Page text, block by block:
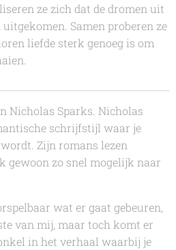
ze zich dat de dromen uit
Samen proberen ze
liefde sterk genoeg is om
Nicholas Sparks. Nicholas
schrijfstijl waar je
Zijn romans lezen
gewoon zo snel mogelijk naar
wat er gaat gebeuren,
van mij, maar toch komt er
in het verhaal waarbij je